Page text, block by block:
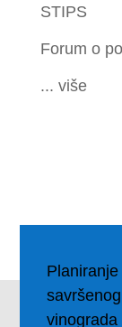
STIPS
Forum o
... više
Planiranje
vinograda